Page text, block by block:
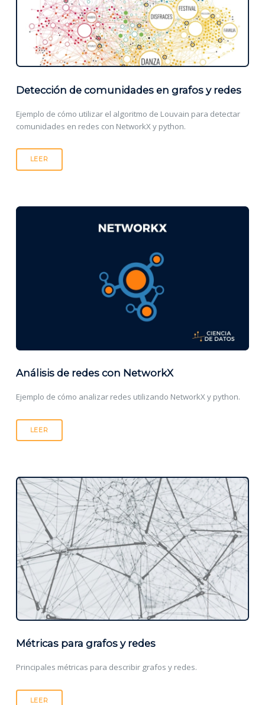
Detección de comunidades en grafos y redes
Ejemplo de cómo utilizar el algoritmo de Louvain para detectar
comunidades en redes con NetworkX y python.
LEER
Análisis de redes con NetworkX
Ejemplo de cómo analizar redes utilizando NetworkX y python.
LEER
Métricas para grafos y redes
Principales métricas para describir grafos y redes.
LEER